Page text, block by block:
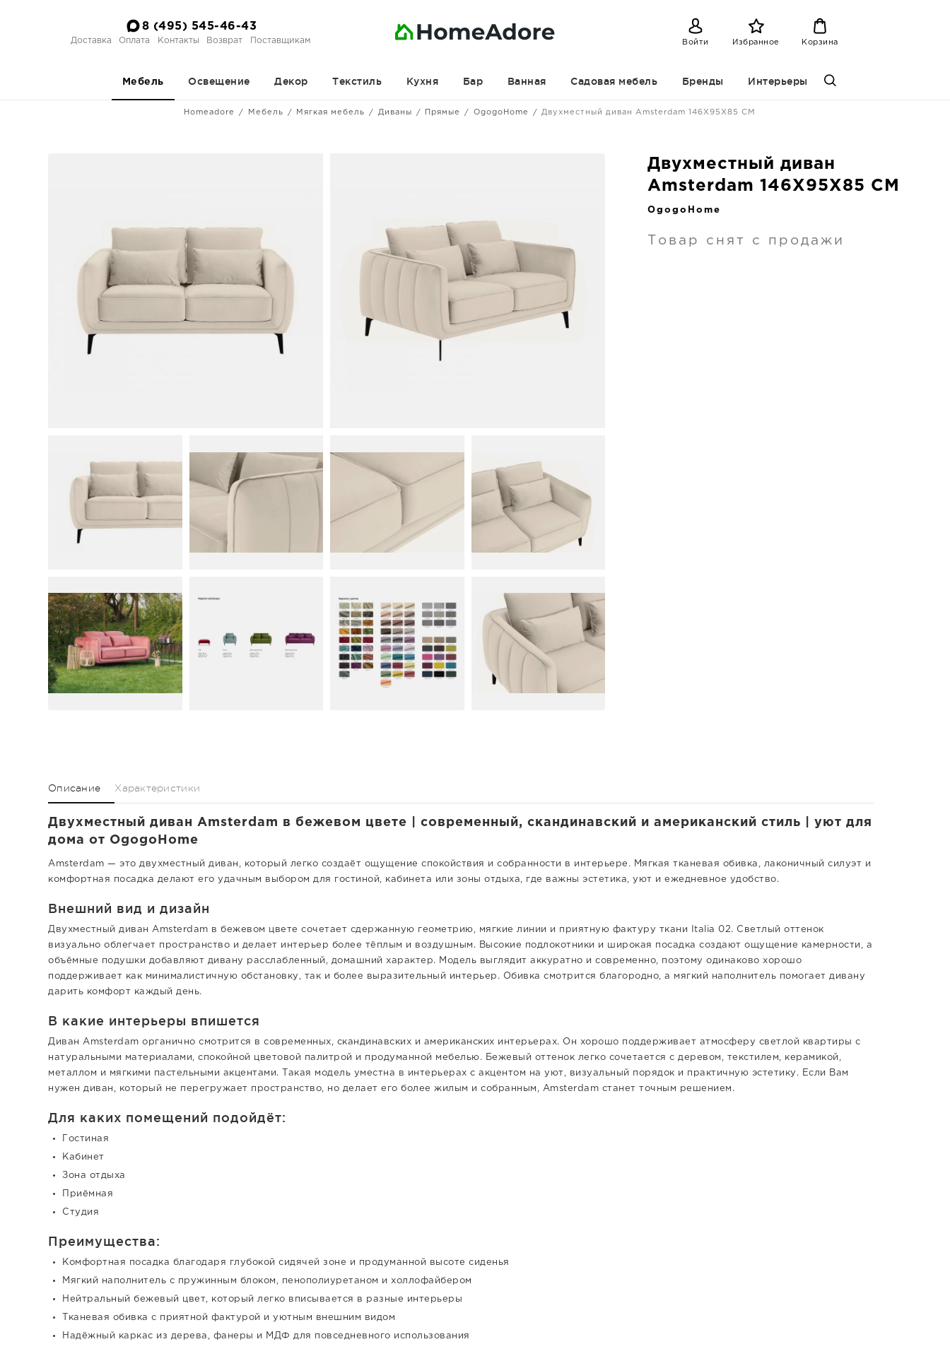
8 (495) 545-46-43
Доставка Оплата Контакты Возврат Поставщикам Войти Избранное Корзина
Мебель Освещение Декор Текстиль Кухня Бар Ванная Садовая мебель Бренды Интерьеры
Homeadore Мебель Мягкая мебель Диваны Прямые OgogoHome Двухместный диван Amsterdam 146X95X85 CM
Двухместный диван
Amsterdam 146X95X85 CM
OgogoHome
Товар снят с продажи
Описание Характеристики
Двухместный диван Amsterdam в бежевом цвете | современный, скандинавский и американский стиль | уют для
дома от OgogoHome
Amsterdam — это двухместный диван, который легко создаёт ощущение спокойствия и собранности в интерьере. Мягкая тканевая обивка, лаконичный силуэт и
комфортная посадка делают его удачным выбором для гостиной, кабинета или зоны отдыха, где важны эстетика, уют и ежедневное удобство.
Внешний вид и дизайн
Двухместный диван Amsterdam в бежевом цвете сочетает сдержанную геометрию, мягкие линии и приятную фактуру ткани Italia 02. Светлый оттенок
визуально облегчает пространство и делает интерьер более тёплым и воздушным. Высокие подлокотники и широкая посадка создают ощущение камерности, а
объёмные подушки добавляют дивану расслабленный, домашний характер. Модель выглядит аккуратно и современно, поэтому одинаково хорошо
поддерживает как минималистичную обстановку, так и более выразительный интерьер. Обивка смотрится благородно, а мягкий наполнитель помогает дивану
дарить комфорт каждый день.
В какие интерьеры впишется
Диван Amsterdam органично смотрится в современных, скандинавских и американских интерьерах. Он хорошо поддерживает атмосферу светлой квартиры с
натуральными материалами, спокойной цветовой палитрой и продуманной мебелью. Бежевый оттенок легко сочетается с деревом, текстилем, керамикой,
металлом и мягкими пастельными акцентами. Такая модель уместна в интерьерах с акцентом на уют, визуальный порядок и практичную эстетику. Если Вам
нужен диван, который не перегружает пространство, но делает его более жилым и собранным, Amsterdam станет точным решением.
Для каких помещений подойдёт:
Гостиная
Кабинет
Зона отдыха
Приёмная
Студия
Преимущества:
Комфортная посадка благодаря глубокой сидячей зоне и продуманной высоте сиденья
Мягкий наполнитель с пружинным блоком, пенополиуретаном и холлофайбером
Нейтральный бежевый цвет, который легко вписывается в разные интерьеры
Тканевая обивка с приятной фактурой и уютным внешним видом
Надёжный каркас из дерева, фанеры и МДФ для повседневного использования